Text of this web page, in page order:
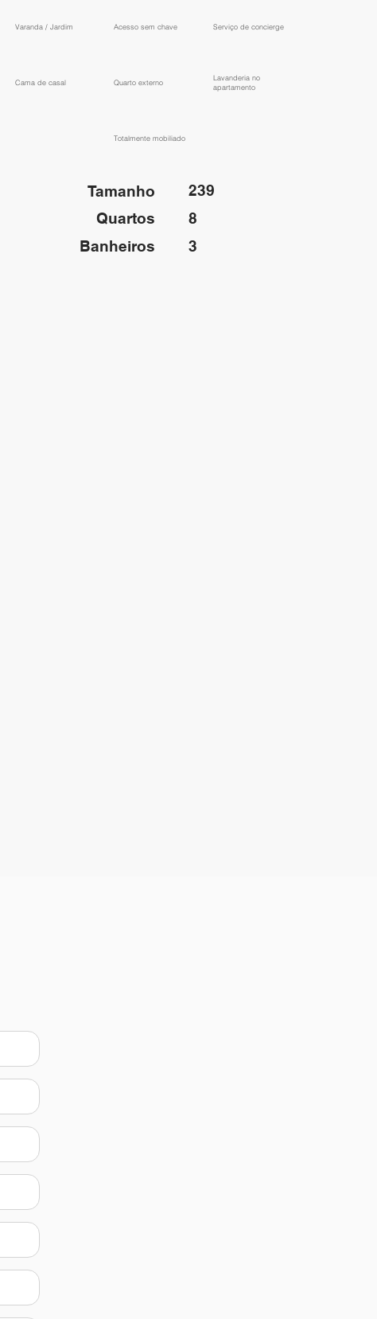
Varanda / Jardim Acesso sem chave Serviço de concierge
Cama de casal Quarto externo
Lavanderia no
apartamento
Totalmente mobiliado
3
8
239
Banheiros
Quartos
Tamanho